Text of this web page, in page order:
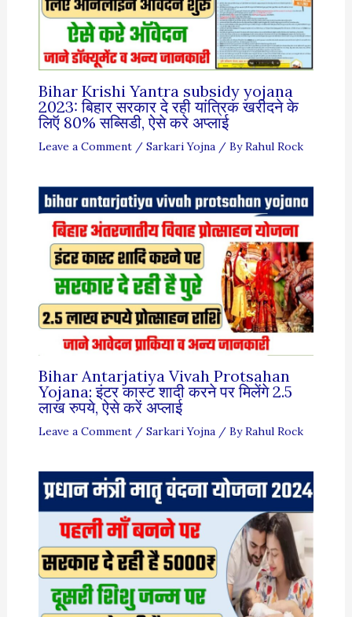
Bihar Krishi Yantra subsidy yojana
2023: बिहार सरकार दे रही यांत्रिक खरीदने के
लिऍ 80% सब्सिडी, ऐसे करे अप्लाई
Leave a Comment / Sarkari Yojna/ ByRahul Rock
Bihar Antarjatiya Vivah Protsahan
Yojana: इंटर कास्ट शादी करने पर मिलेंगे 2.5
लाख रुपये, ऐसे करें अप्लाई
Leave a Comment / Sarkari Yojna/ ByRahul Rock